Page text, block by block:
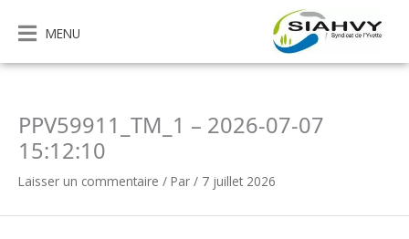
contenu
MENU
PPV59911_TM_1 – 2026-07-07
15:12:10
Laisser un commentaire / Par / 7 juillet 2026